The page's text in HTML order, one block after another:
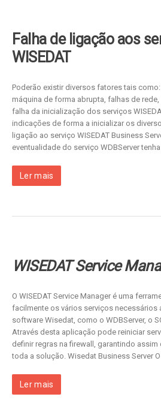
Falha de ligação aos
WISEDAT
Poderão existir diversos fatores tais
máquina de forma abrupta, falhas de
falha da inicialização dos serviços
indicações de forma a inicializar os
ligação ao serviço WISEDAT Business
eventualidade do serviço WDBServer tenha
Ler mais
WISEDAT Service
O WISEDAT Service Manager é uma
facilmente os vários serviços necessários
software Wisedat, como o WDBServer, o
Através desta aplicação pode reiniciar
definir regras na firewall, garantindo
toda a solução. Wisedat Business Server
Ler mais